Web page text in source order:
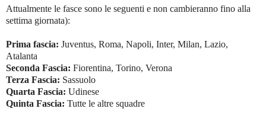
Attualmente le fasce sono le seguenti e non cambieranno fino alla
settima giornata):
Prima fascia: Juventus, Roma, Napoli, Inter, Milan, Lazio,
Atalanta
Seconda Fascia: Fiorentina, Torino, Verona
Terza Fascia: Sassuolo
Quarta Fascia: Udinese
Quinta Fascia: Tutte le altre squadre